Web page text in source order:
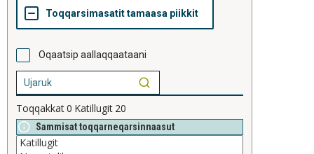
Oqaatsip aallaqqaataani
Toqqakkat0 Katillugit 20
Sammisat toqqarneqarsinnaasut